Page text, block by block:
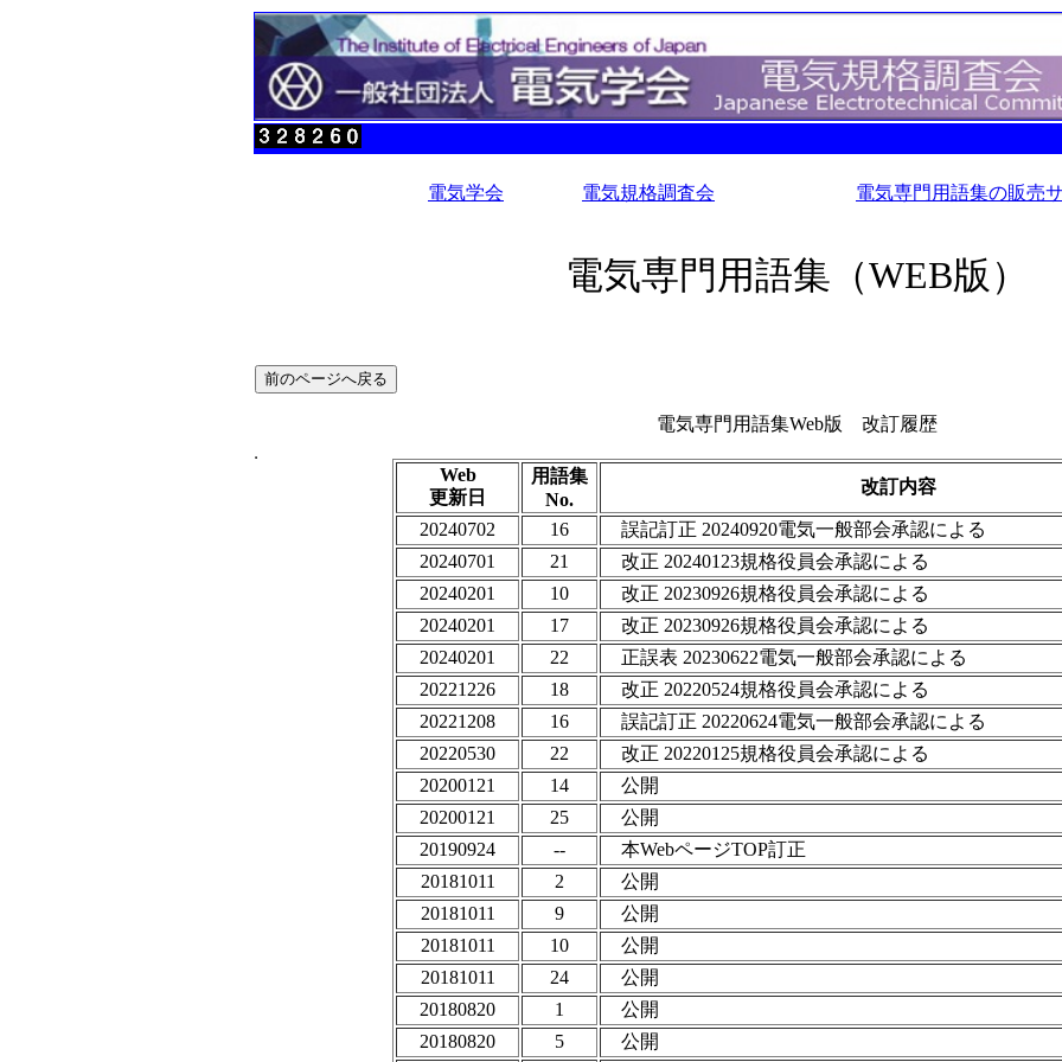
電気学会 電気規格調査会 電気専門用語集の販売
電気専門用語集（WEB版）
電気専門用語集Web版 改訂履歴
Web
更新日
用語集
No.
改訂内容
20240702 16
誤記訂正 20240920電気一般部会承認による
20240701
21
改正 20240123規格役員会承認による
20240201
10
改正 20230926規格役員会承認による
20240201
17
改正 20230926規格役員会承認による
20240201
22
正誤表 20230622電気一般部会承認による
20221226
18
改正 20220524規格役員会承認による
20221208
16
誤記訂正 20220624電気一般部会承認による
20220530
22
改正 20220125規格役員会承認による
20200121
14
公開
20200121
25
公開
20190924
--
本WebページTOP訂正
20181011
2
公開
20181011
9
公開
20181011
10
公開
20181011
24
公開
20180820
1
公開
20180820
5 公開